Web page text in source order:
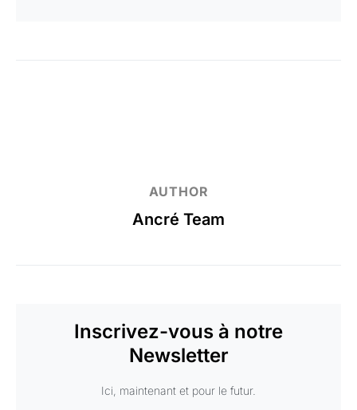
AUTHOR
Ancré Team
Inscrivez-vous à notre
Newsletter
Ici, maintenant et pour le futur.